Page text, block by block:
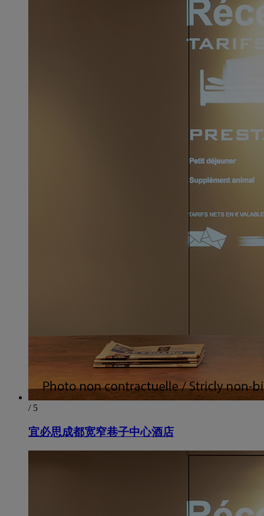
/ 5
宜必思成都宽窄巷子中心酒店